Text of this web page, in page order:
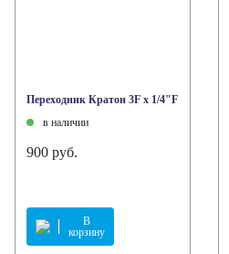
Переходник Кратон 3F x 1/4"F
в наличии
900 руб.
В
корзину